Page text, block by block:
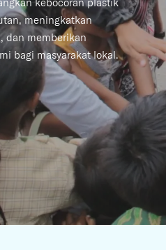
meningkatkan
dan memberikan
bagi masyarakat lokal.